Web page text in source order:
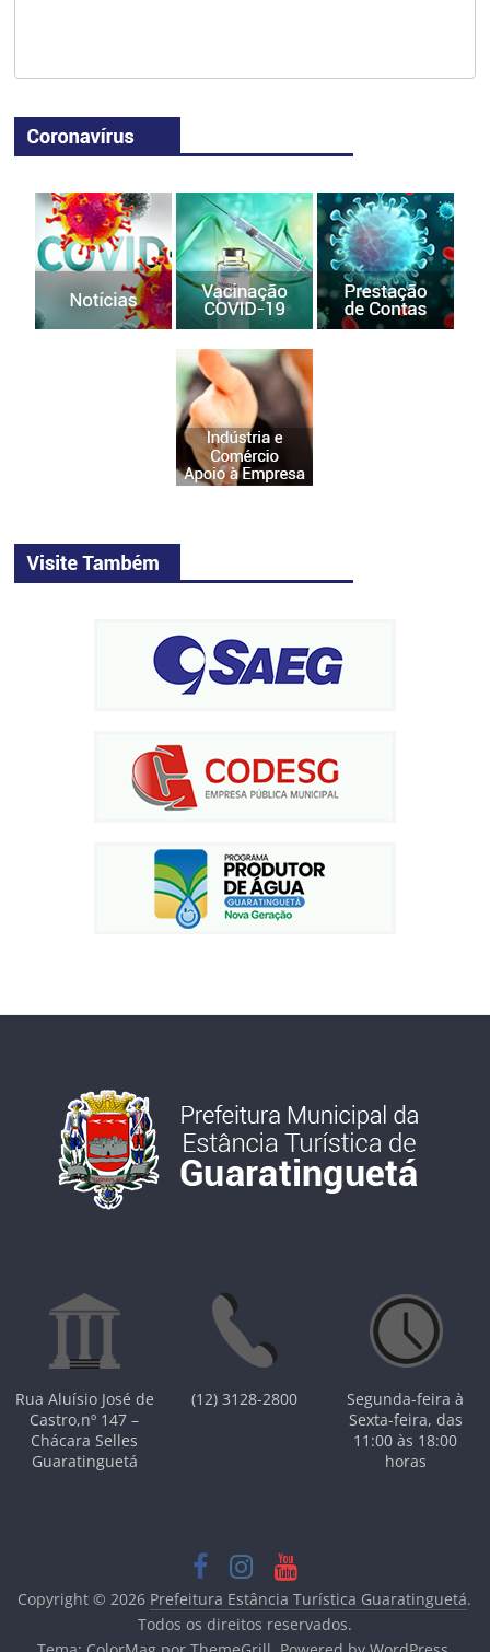
Rua Aluísio José de
Castro,nº 147 –
Chácara Selles
Guaratinguetá
(12) 3128-2800
Segunda-feira à
Sexta-feira, das
11:00 às 18:00
horas
Copyright © 2026 Prefeitura Estância Turística Guaratinguetá.
Todos os direitos reservados.